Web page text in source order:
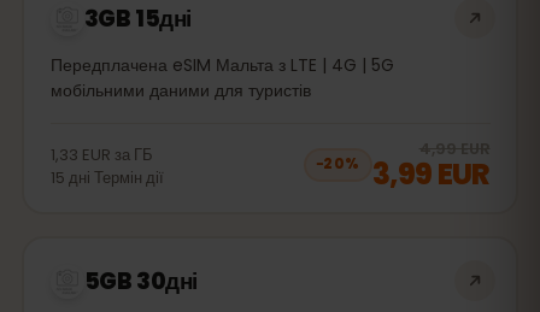
3GB 15дні
Передплачена eSIM Мальта з LTE | 4G | 5G
мобільними даними для туристів
1,33 EUR за ГБ
15 дні Термін дії
−20%
4,99 EUR
3,99 EUR
5GB 30дні